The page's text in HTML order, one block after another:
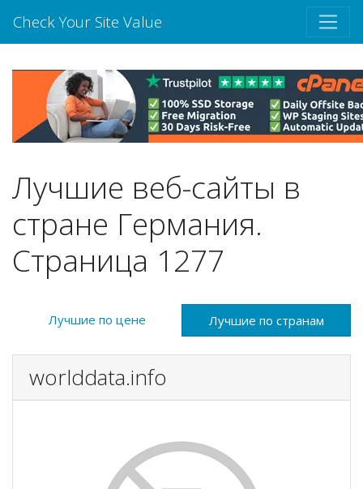
Check Your Site Value
Лучшие веб-сайты в
стране Германия.
Страница 1277
Лучшие по цене Лучшие по странам
worlddata.info